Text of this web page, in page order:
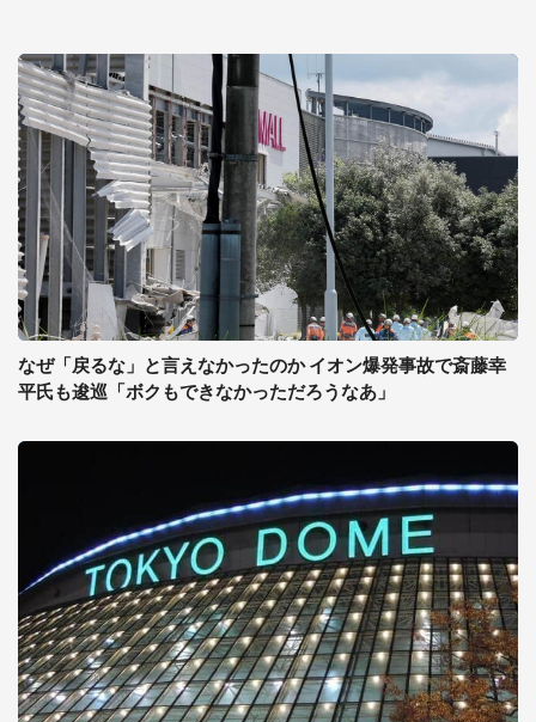
なぜ「戻るな」と言えなかったのか イオン爆発事故で斎藤幸
平氏も逡巡「ボクもできなかっただろうなあ」